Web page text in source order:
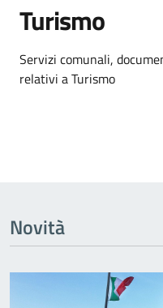
Turismo
Dettagli
Servizi comunali,
relativi a Turismo
Novità